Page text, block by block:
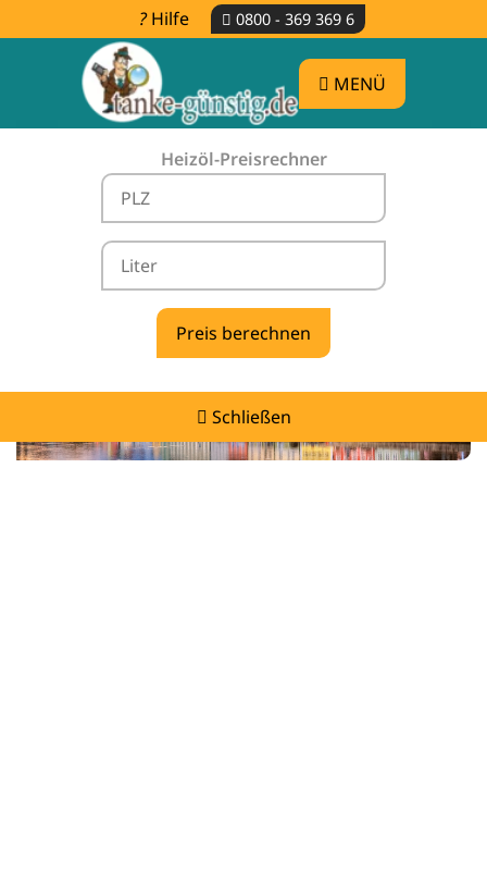
Hilfe 0800 - 369 369 6
MENÜ
Heizöl-Preisrechner
Schließen
Heizölpreise Adlkofen -
vergleichen & günstig tanken